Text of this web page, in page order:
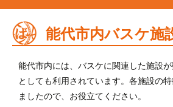
ン
ツ
へ
ス
キ
能代市内バスケ施
能代市内には、バスケに関連した施設
としても利用されています。各施設の
ましたので、お役立てください。